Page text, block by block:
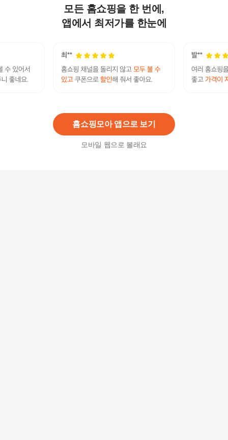
모든 홈쇼핑을 한 번에,
앱에서 최저가를 한눈에
홈쇼핑모아 앱으로 보기
모바일 웹으로 볼래요
[대상웰라이프]뉴케어 당플랜 프로 인절미맛 (230
mlx24팩) 2박스
119,800원
뉴케어 당플랜 키드니 200ml 48팩 균형영양식 식